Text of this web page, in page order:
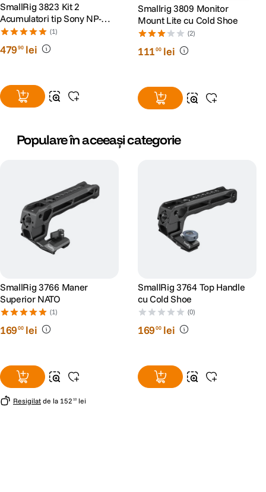
SmallRig 3823 Kit 2
Acumulatori tip Sony NP-
F970 si Incarcator
(1)
47990 lei
Smallrig 3809 Monitor
Mount Lite cu Cold Shoe
(2)
11100 lei
Populare în aceeași categorie
SmallRig 3766 Maner
Superior NATO
(1)
16900 lei
Resigilat de la 152 10 lei
SmallRig 3764 Top Handle
cu Cold Shoe
(0)
16900 lei